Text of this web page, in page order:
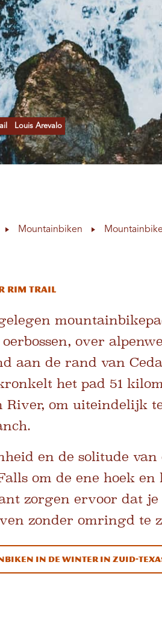
Louis Arevalo
Mountainbiken
Rim Trail
over
aan de rand van
het pad 51
om uiteindelijk
en de solitude
om de ene hoek
zorgen ervoor dat
zonder omringd te
in de winter in Zuid-